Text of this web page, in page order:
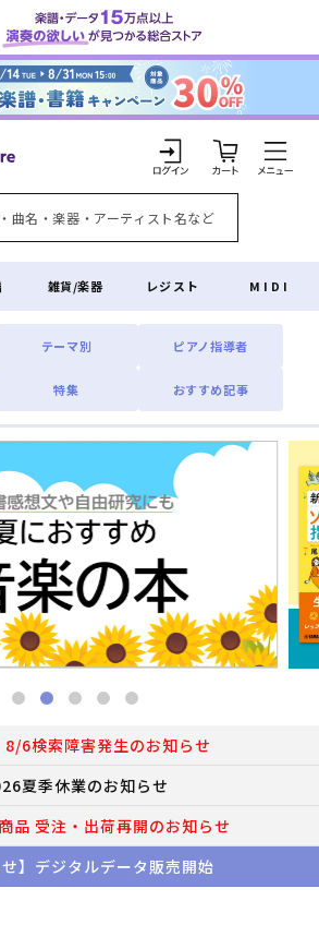
ロ
グ
イ
ン
カ
ー
ト
テーマ別 ピアノ指導者
特集 おすすめ記事
雑貨/楽器 レジスト MIDI
8/6検索障害発生のお知らせ
夏季休業のお知らせ
品 受注・出荷再開のお知らせ
せ】デジタルデータ販売開始